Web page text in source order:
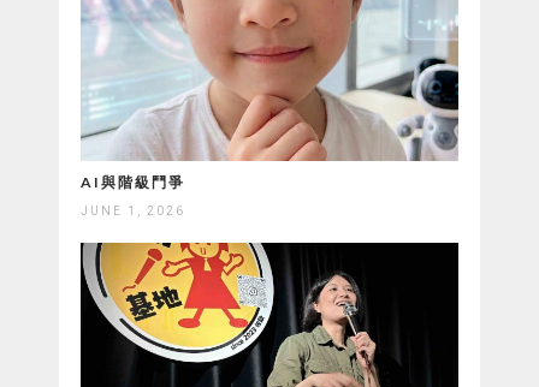
AI與階級鬥爭
JUNE 1, 2026